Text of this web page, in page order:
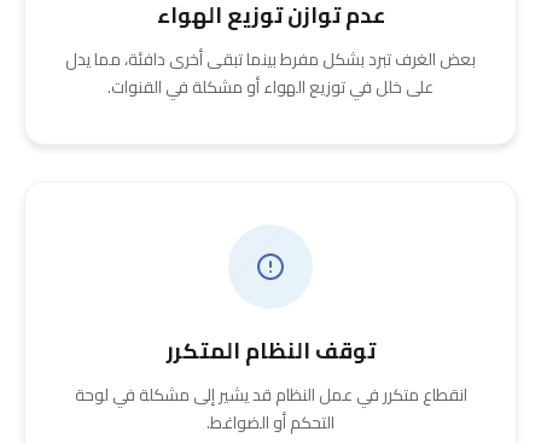
عدم توازن توزيع الهواء
بعض الغرف تبرد بشكل مفرط بينما تبقى أخرى دافئة، مما يدل
على خلل في توزيع الهواء أو مشكلة في القنوات.
توقف النظام المتكرر
انقطاع متكرر في عمل النظام قد يشير إلى مشكلة في لوحة
التحكم أو الضواغط.